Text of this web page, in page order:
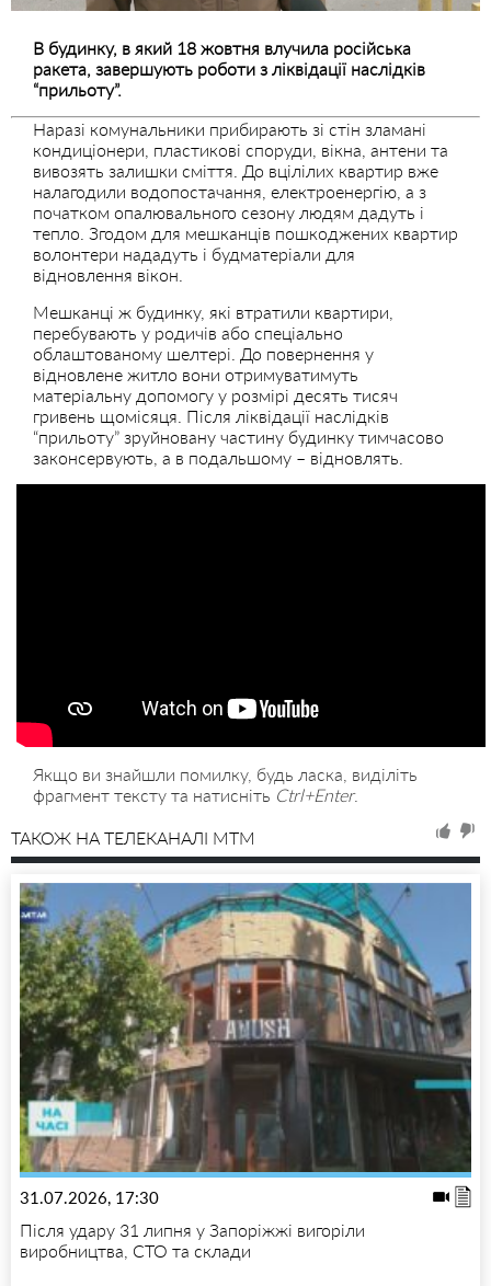
В будинку, в який 18 жовтня влучила російська
ракета, завершують роботи з ліквідації наслідків
“прильоту”.
Наразі комунальники прибирають зі стін зламані
кондиціонери, пластикові споруди, вікна, антени та
вивозять залишки сміття. До вцілілих квартир вже
налагодили водопостачання, електроенергію, а з
початком опалювального сезону людям дадуть і
тепло. Згодом для мешканців пошкоджених квартир
волонтери нададуть і будматеріали для
відновлення вікон.
Мешканці ж будинку, які втратили квартири,
перебувають у родичів або спеціально
облаштованому шелтері. До повернення у
відновлене житло вони отримуватимуть
матеріальну допомогу у розмірі десять тисяч
гривень щомісяця. Після ліквідації наслідків
“прильоту” зруйновану частину будинку тимчасово
законсервують, а в подальшому – відновлять.
Якщо ви знайшли помилку, будь ласка, виділіть
фрагмент тексту та натисніть Ctrl+Enter.
ТАКОЖ НА ТЕЛЕКАНАЛІ MTM
31.07.2026, 17:30
Після удару 31 липня у Запоріжжі вигоріли
виробництва, СТО та склади